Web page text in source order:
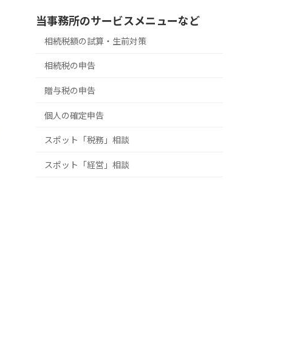
当事務所のサービスメニューなど
相続税額の試算・生前対策
相続税の申告
贈与税の申告
個人の確定申告
スポット「税務」相談
スポット「経営」相談